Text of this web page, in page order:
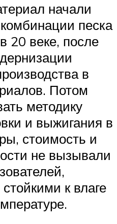
начали
песка
20 веке, после
в
Потом
методику
и выжигания в
стоимость и
не вызывали
к влаге